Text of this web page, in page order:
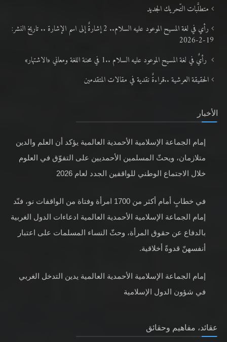
**الحصن الحصين من وساوس المعارضين ...**
متطلَّبات التّحريك الجديد
19-2-2026
رأيٌ في لغة المسيح الموعود عليه السلام ..1 في محنة اللغة ومعاني «الاشتهار»
إمام الجماعة الإسلامية الأحمدية العالمية يؤكد أن العلم والدين
متلازمان، ويحثّ المسلمين الأحمديين على التفوّق في العلوم
خلال الاجتماع الوطني للواقفين الجدد لعام 2026
في خطابٍ أمام أكثر من 1700 امرأة وفتاة من الواقفات نو، فنّد
إمام الجماعة الإسلامية الأحمدية العالمية ادعاءات الدول الغربية
بالدفاع عن حقوق المرأة، وحثّ النساء المسلمات على اعتبار
إمام الجماعة الإسلامية الأحمدية العالمية يدين التدخل الغربي